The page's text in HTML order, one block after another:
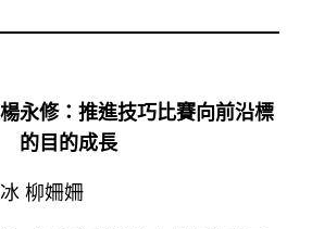
永修：推進技巧比賽向前沿標
的目的成長
柳姍姍